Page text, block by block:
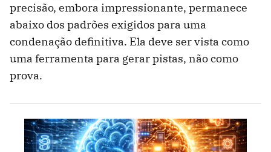
precisão, embora impressionante, permanece
abaixo dos padrões exigidos para uma
condenação definitiva. Ela deve ser vista como
uma ferramenta para gerar pistas, não como
prova.